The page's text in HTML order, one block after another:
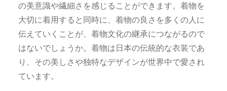
の美意識や繊細さを感じることができます。着物を
大切に着用すると同時に、着物の良さを多くの人に
伝えていくことが、着物文化の継承につながるので
はないでしょうか。着物は日本の伝統的な衣装であ
り、その美しさや独特なデザインが世界中で愛され
ています。